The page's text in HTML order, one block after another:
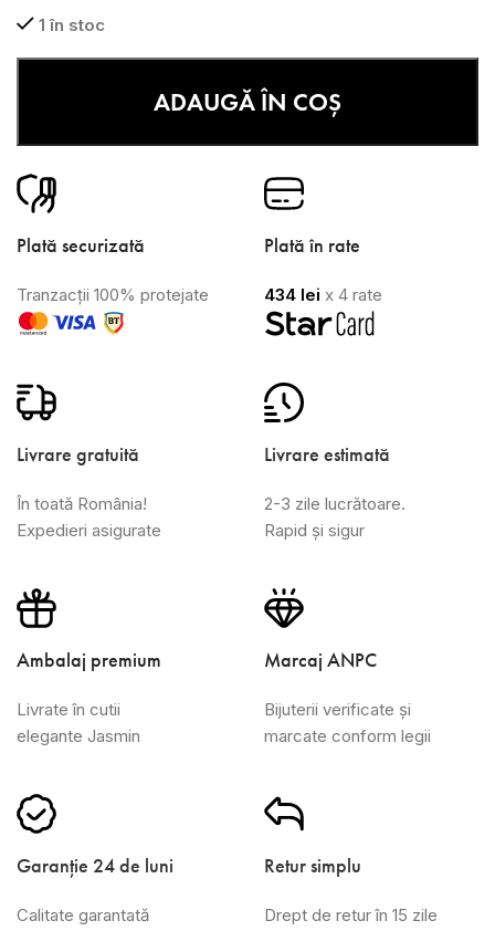
1 în stoc
ADAUGĂ ÎN COȘ
Plată securizată
Tranzacții 100% protejate
Plată în rate
434 lei x 4 rate
Livrare gratuită
În toată România!
Expedieri asigurate
Livrare estimată
2-3 zile lucrătoare.
Rapid și sigur
Ambalaj premium
Livrate în cutii
elegante Jasmin
Marcaj ANPC
Bijuterii verificate și
marcate conform legii
Garanție 24 de luni
Calitate garantată
Retur simplu
Drept de retur în 15 zile